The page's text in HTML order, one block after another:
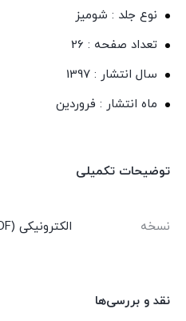
نوع جلد : شومیز
تعداد صفحه : 26
سال انتشار : 1397
ماه انتشار : فروردین
توضیحات تکمیلی
نسخه الکترونیکی (PDF)
نقد و بررسی‌ها